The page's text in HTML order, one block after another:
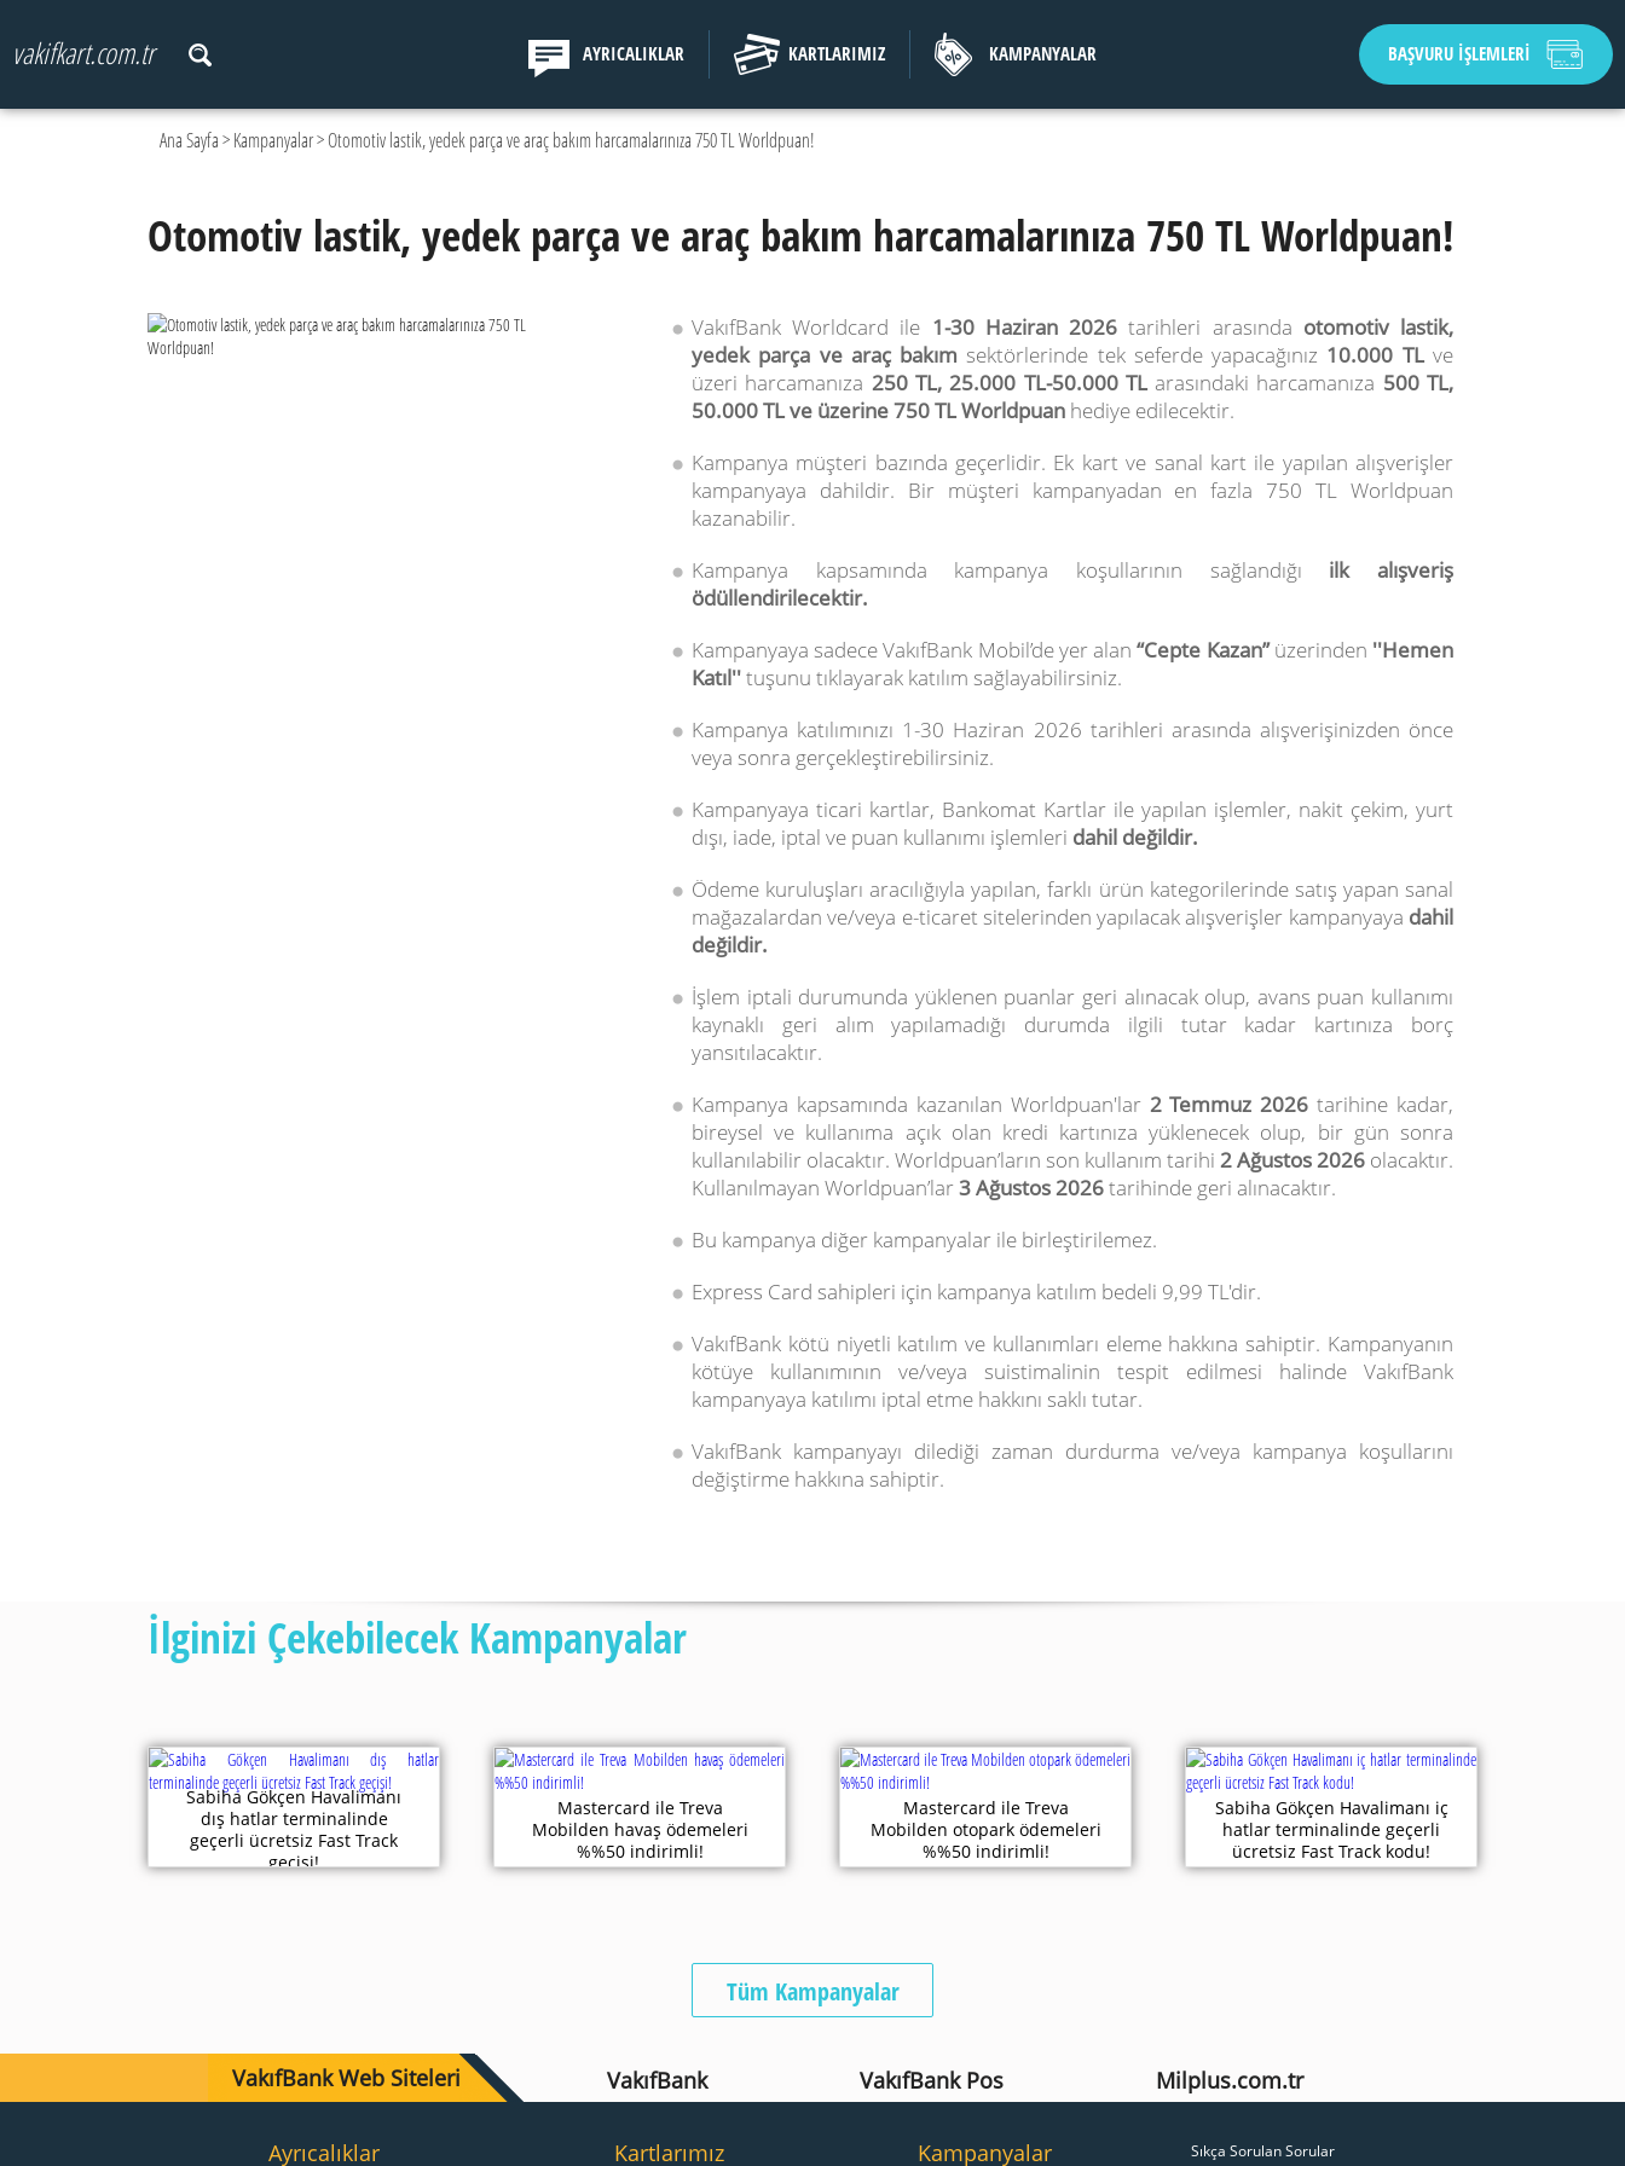
vakifkart.com.tr BAŞVURU İŞLEMLERİ
AYRICALIKLAR KARTLARIMIZ KAMPANYALAR
Ana Sayfa>Kampanyalar> Otomotiv lastik, yedek parça ve araç bakım harcamalarınıza 750 TL Worldpuan!
Otomotiv lastik, yedek parça ve araç bakım harcamalarınıza 750 TL Worldpuan!
VakıfBank Worldcard ile 1-30 Haziran 2026 tarihleri arasında otomotiv lastik,
yedek parça ve araç bakım sektörlerinde tek seferde yapacağınız 10.000 TLve
üzeri harcamanıza 250 TL, 25.000 TL-50.000 TLarasındaki harcamanıza 500 TL,
50.000 TL ve üzerine 750 TL Worldpuan hediye edilecektir.
Kampanya müşteri bazında geçerlidir. Ek kart ve sanal kart ile yapılan alışverişler
kampanyaya dahildir. Bir müşteri kampanyadan en fazla 750 TL Worldpuan
kazanabilir.
Kampanya kapsamında kampanya koşullarının sağlandığı ilk alışveriş
ödüllendirilecektir.
Kampanyaya sadece VakıfBank Mobil’de yer alan“Cepte Kazan”üzerinden ''Hemen
Katıl''tuşunu tıklayarak katılım sağlayabilirsiniz.
Kampanya katılımınızı 1-30 Haziran 2026 tarihleri arasında alışverişinizden önce
veya sonra gerçekleştirebilirsiniz.
Kampanyaya ticari kartlar, Bankomat Kartlar ile yapılan işlemler, nakit çekim, yurt
dışı, iade, iptal ve puan kullanımı işlemleri dahil değildir.
Ödeme kuruluşları aracılığıyla yapılan, farklı ürün kategorilerinde satış yapan sanal
mağazalardan ve/veya e-ticaret sitelerinden yapılacak alışverişler kampanyaya dahil
değildir.
İşlem iptali durumunda yüklenen puanlar geri alınacak olup, avans puan kullanımı
kaynaklı geri alım yapılamadığı durumda ilgili tutar kadar kartınıza borç
yansıtılacaktır.
Kampanya kapsamında kazanılan Worldpuan'lar 2 Temmuz 2026 tarihine kadar,
bireysel ve kullanıma açık olan kredi kartınıza yüklenecek olup, bir gün sonra
kullanılabilir olacaktır. Worldpuan’ların son kullanım tarihi 2 Ağustos 2026 olacaktır.
Kullanılmayan Worldpuan’lar3 Ağustos 2026tarihinde geri alınacaktır.
Bu kampanya diğer kampanyalar ile birleştirilemez.
Express Card sahipleri için kampanya katılım bedeli 9,99 TL'dir.
VakıfBank kötü niyetli katılım ve kullanımları eleme hakkına sahiptir. Kampanyanın
kötüye kullanımının ve/veya suistimalinin tespit edilmesi halinde VakıfBank
kampanyaya katılımı iptal etme hakkını saklı tutar.
VakıfBank kampanyayı dilediği zaman durdurma ve/veya kampanya koşullarını
değiştirme hakkına sahiptir.
İlginizi Çekebilecek Kampanyalar
Sabiha Gökçen Havalimanı
dış hatlar terminalinde
geçerli ücretsiz Fast Track
geçişi!
Mastercard ile Treva
Mobilden havaş ödemeleri
%%50 indirimli!
Mastercard ile Treva
Mobilden otopark ödemeleri
%%50 indirimli!
Sabiha Gökçen Havalimanı iç
hatlar terminalinde geçerli
ücretsiz Fast Track kodu!
Tüm Kampanyalar
VakıfBank Web Siteleri VakıfBank VakıfBank Pos Milplus.com.tr
Ayrıcalıklar Kartlarımız Kampanyalar Sıkça Sorulan Sorular